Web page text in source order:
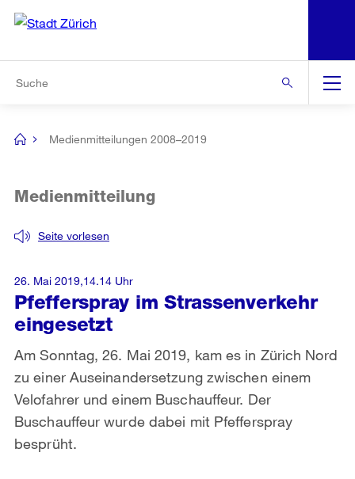
Navigation
[no
Medienmitteilungen 2008–2019
Pfefferspray im Strassenverkehr
eingesetzt
Seite vorlesen
Medienmitteilung
Am Sonntag, 26. Mai 2019, kam es in Zürich Nord
zu einer Auseinandersetzung zwischen einem
Velofahrer und einem Buschauffeur. Der
Buschauffeur wurde dabei mit Pfefferspray
besprüht.
26. Mai 2019,14.14 Uhr